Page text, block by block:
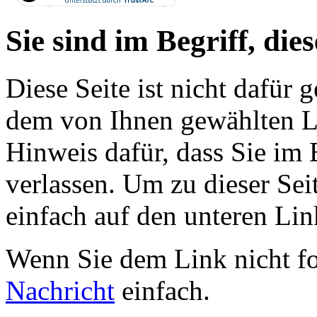
Sie sind im Begriff,
Diese Seite ist nicht dafür
dem von Ihnen gewählten
Hinweis dafür, dass Sie im
verlassen. Um zu dieser
einfach auf den unteren
Wenn Sie dem Link nicht
Nachricht einfach.